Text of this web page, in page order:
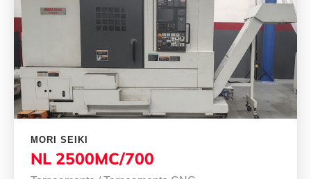
MORI SEIKI
NL 2500MC/700